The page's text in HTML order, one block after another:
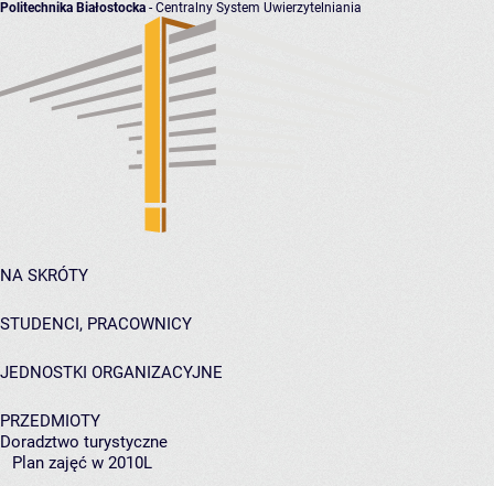
Politechnika Białostocka - Centralny System Uwierzytelniania
NA SKRÓTY
STUDENCI, PRACOWNICY
JEDNOSTKI ORGANIZACYJNE
PRZEDMIOTY
Doradztwo turystyczne
Plan zajęć w 2010L